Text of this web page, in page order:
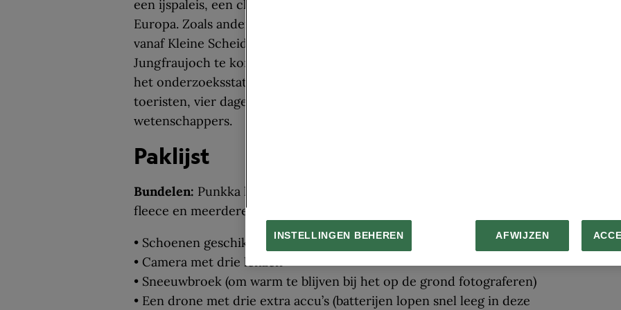
een ijspaleis, een chocoladewinkel en het hoogste treinstation van
Europa. Zoals andere reizigers ging ook Punkka met een tandradtrein
vanaf Kleine Scheidegg via een tunnel door de berg om bij het
Jungfraujoch te komen. Hierna stapte hij in een hogesnelheidslift naar
het onderzoeksstation. Op de piek mocht hij, in tegenstelling tot de vele
toeristen, vier dagen verblijven in het gezelschap van de
wetenschappers.
Paklijst
Bundelen: Punkka kleedde zich op de vroege lente in de Alpen: in dons,
fleece en meerdere lagen.
• Schoenen geschikt voor diepe sneeuw
• Camera met drie lenzen
• Sneeuwbroek (om warm te blijven bij het op de grond fotograferen)
• Een drone met drie extra accu’s (batterijen lopen snel leeg in deze
INSTELLINGEN BEHEREN AFWIJZEN